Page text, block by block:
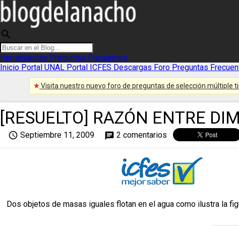
search
Herramientas Preguntas Frecuentes
Inicio Portal UNAL Portal ICFES Descargas Foro Preguntas
Visita nuestro nuevo foro de preguntas de selección múltiple
[RESUELTO] RAZÓN ENTRE
access_time Septiembre 11, 2009 chat 2 comentarios
Dos objetos de masas iguales flotan en el agua como ilustra la